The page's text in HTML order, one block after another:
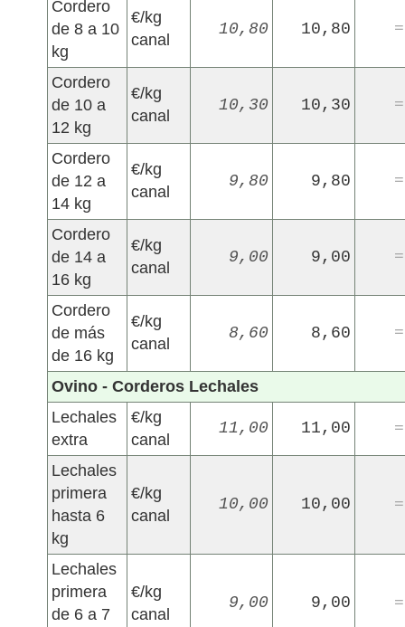
Cordero
de 8 a 10
kg
€/kg
canal
10,80 10,80 =
Cordero
de 10 a
12 kg
€/kg
canal
10,30 10,30 =
Cordero
de 12 a
14 kg
€/kg
canal
9,80 9,80 =
Cordero
de 14 a
16 kg
€/kg
canal
9,00 9,00 =
Cordero
de más
de 16 kg
€/kg
canal
8,60 8,60 =
Ovino - Corderos Lechales
Lechales
extra
€/kg
canal
11,00 11,00 =
Lechales
primera
hasta 6
kg
€/kg
canal
10,00 10,00 =
Lechales
primera
de 6 a 7
€/kg
canal
9,00 9,00 =